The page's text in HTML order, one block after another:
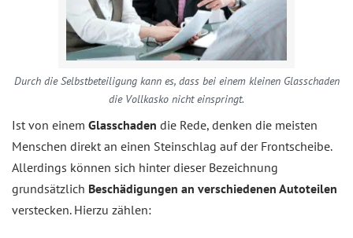
Durch die Selbstbeteiligung kann es, dass bei einem kleinen Glasschaden
die Vollkasko nicht einspringt.
Ist von einem Glasschaden die Rede, denken die meisten
Menschen direkt an einen Steinschlag auf der Frontscheibe.
Allerdings können sich hinter dieser Bezeichnung
grundsätzlich Beschädigungen an verschiedenen Autoteilen
verstecken. Hierzu zählen: